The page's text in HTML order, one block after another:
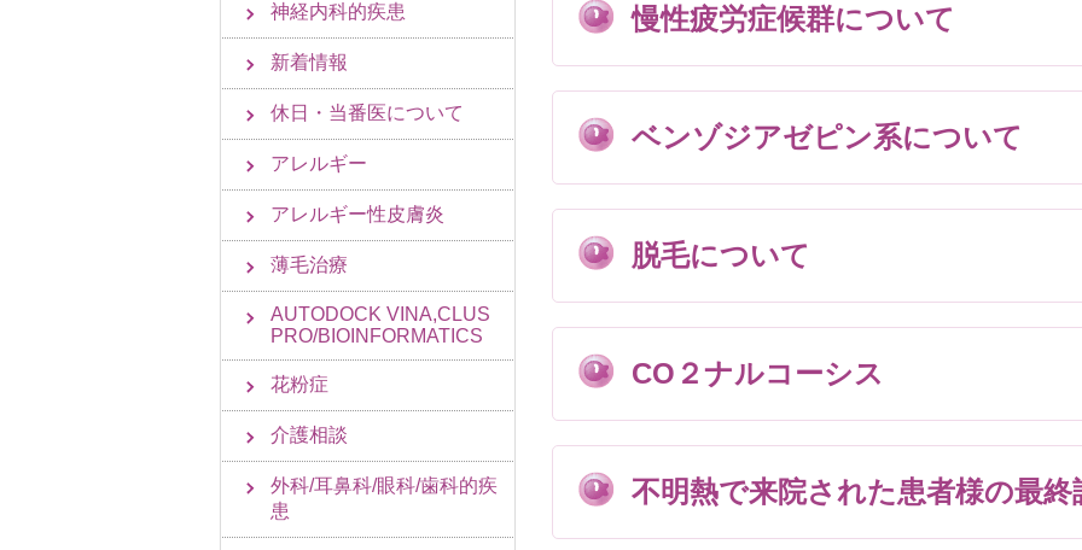
慢性疲労症候群について
ベンゾジアゼピン系について
脱毛について
CO２ナルコーシス
不明熱で来院された患者様の最
神経内科的疾患
新着情報
休日・当番医について
アレルギー
アレルギー性皮膚炎
薄毛治療
AUTODOCK VINA,CLUS
PRO/BIOINFORMATICS
花粉症
介護相談
外科/耳鼻科/眼科/歯科的疾
患